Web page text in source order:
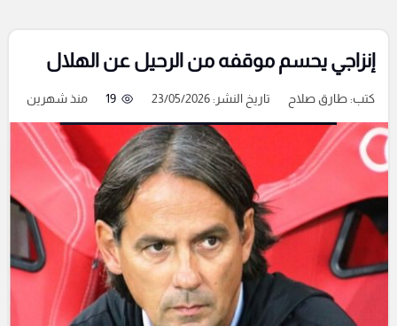
إنزاجي يحسم موقفه من الرحيل عن الهلال
كتب:طارق صلاح تاريخ النشر: 23/05/2026 19 منذ شهرين